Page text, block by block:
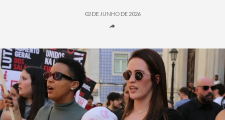
02 DE JUNHO DE 2026